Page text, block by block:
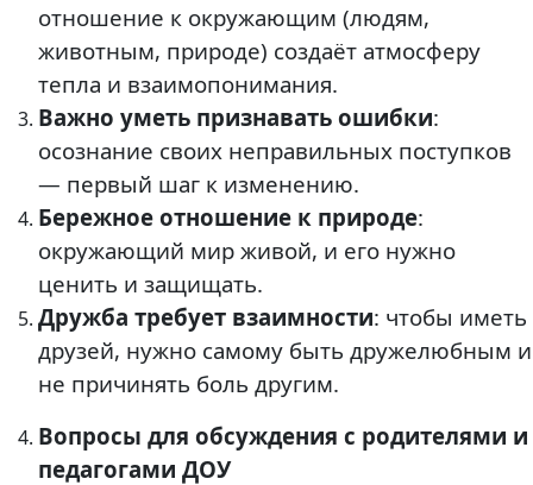
отношение к окружающим (людям,
животным, природе) создаёт атмосферу
тепла и взаимопонимания.
Важно уметь признавать ошибки:
осознание своих неправильных поступков
— первый шаг к изменению.
Бережное отношение к природе:
окружающий мир живой, и его нужно
ценить и защищать.
Дружба требует взаимности: чтобы иметь
друзей, нужно самому быть дружелюбным и
не причинять боль другим.
Вопросы для обсуждения с родителями и
педагогами ДОУ